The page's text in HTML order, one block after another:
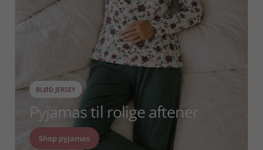
BLØD JERSEY
Pyjamas til rolige aftener
Shop pyjamas